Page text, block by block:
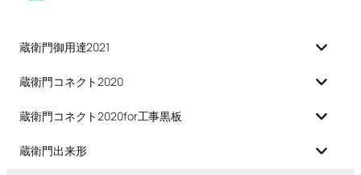
蔵衛門御用達2021
蔵衛門コネクト2020
蔵衛門コネクト2020for工事黒板
蔵衛門出来形